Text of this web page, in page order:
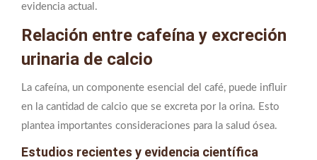
evidencia actual.
Relación entre cafeína y excreción
urinaria de calcio
La cafeína, un componente esencial del café, puede influir
en la cantidad de calcio que se excreta por la orina. Esto
plantea importantes consideraciones para la salud ósea.
Estudios recientes y evidencia científica